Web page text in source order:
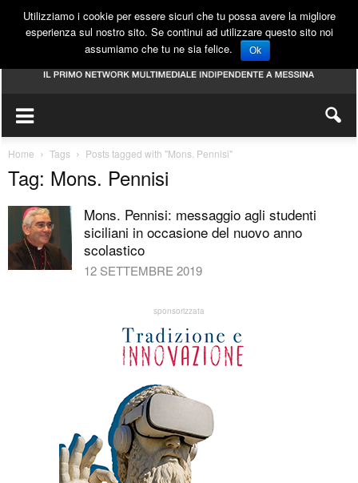
Home Tags Posts tagged with "Mons. Pennisi"
Tag: Mons. Pennisi
Mons. Pennisi: messaggio agli studenti
siciliani in occasione del nuovo anno
scolastico
12 SETTEMBRE 2019
sponsorizzata
Utilizziamo i cookie per essere sicuri che tu possa avere la migliore
esperienza sul nostro sito. Se continui ad utilizzare questo sito noi
assumiamo che tu ne sia felice.
Ok